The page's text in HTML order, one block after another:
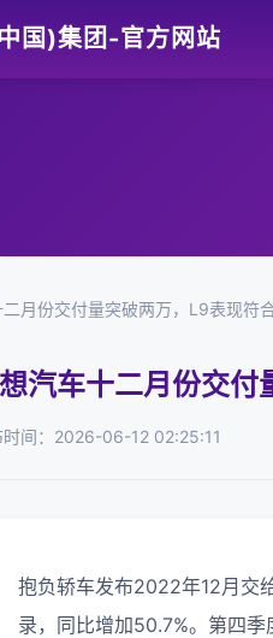
国)集团-官方网站
月份交付量突破两万，L9表现符
汽车十二月份交付
时间：2026-06-12 02:25:11
抱负轿车发布2022年12月交
录，同比增加50.7%。第四